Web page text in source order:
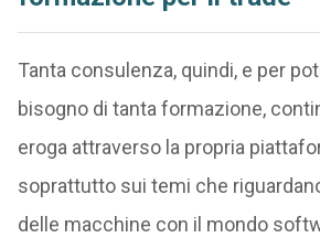
Tanta consulenza, quindi, e per
bisogno di tanta formazione,
eroga attraverso la propria
soprattutto sui temi che
delle macchine con il mondo